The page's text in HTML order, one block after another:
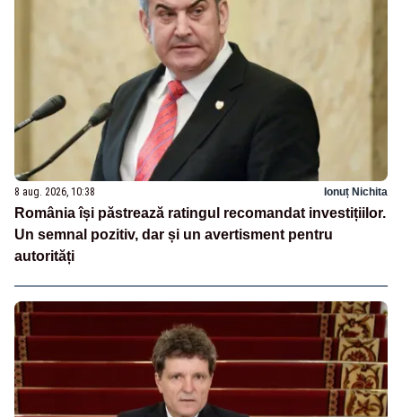
8 aug. 2026, 10:38 Ionuț Nichita
România își păstrează ratingul recomandat investițiilor.
Un semnal pozitiv, dar și un avertisment pentru
autorități